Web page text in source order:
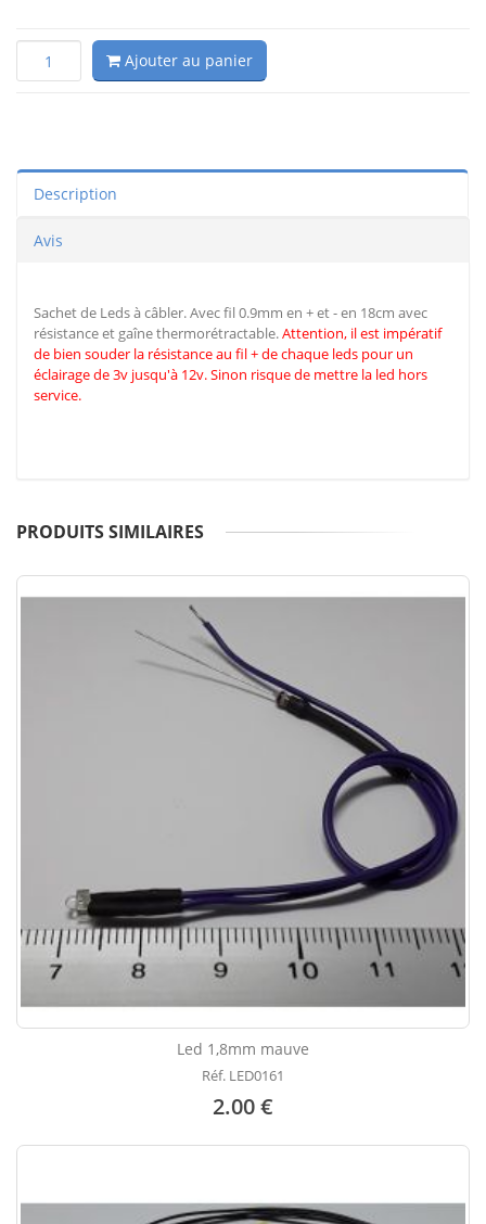
Ajouter au panier
Description
Avis
Sachet de Leds à câbler. Avec fil 0.9mm en + et - en 18cm avec
résistance et gaîne thermorétractable.Attention, il est impératif
de bien souder la résistance au fil + de chaque leds pour un
éclairage de 3v jusqu'à 12v. Sinon risque de mettre la led hors
service.
PRODUITS SIMILAIRES
Led 1,8mm mauve
Réf. LED0161
2.00 €